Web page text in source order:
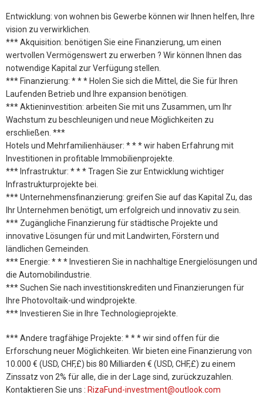
Entwicklung: von wohnen bis Gewerbe können wir Ihnen helfen, Ihre
vision zu verwirklichen.
*** Akquisition: benötigen Sie eine Finanzierung, um einen
wertvollen Vermögenswert zu erwerben ? Wir können Ihnen das
notwendige Kapital zur Verfügung stellen.
*** Finanzierung: * * * Holen Sie sich die Mittel, die Sie für Ihren
Laufenden Betrieb und Ihre expansion benötigen.
*** Aktieninvestition: arbeiten Sie mit uns Zusammen, um Ihr
Wachstum zu beschleunigen und neue Möglichkeiten zu
erschließen. ***
Hotels und Mehrfamilienhäuser: * * * wir haben Erfahrung mit
Investitionen in profitable Immobilienprojekte.
*** Infrastruktur: * * * Tragen Sie zur Entwicklung wichtiger
Infrastrukturprojekte bei.
*** Unternehmensfinanzierung: greifen Sie auf das Kapital Zu, das
Ihr Unternehmen benötigt, um erfolgreich und innovativ zu sein.
*** Zugängliche Finanzierung für städtische Projekte und
innovative Lösungen für und mit Landwirten, Förstern und
ländlichen Gemeinden.
*** Energie: * * * Investieren Sie in nachhaltige Energielösungen und
die Automobilindustrie.
*** Suchen Sie nach investitionskrediten und Finanzierungen für
Ihre Photovoltaik-und windprojekte.
*** Investieren Sie in Ihre Technologieprojekte.
*** Andere tragfähige Projekte: * * * wir sind offen für die
Erforschung neuer Möglichkeiten. Wir bieten eine Finanzierung von
10.000 € (USD, CHF,£) bis 80 Milliarden € (USD, CHF,£) zu einem
Zinssatz von 2% für alle, die in der Lage sind, zurückzuzahlen.
Kontaktieren Sie uns : RizaFund-investment@outlook.com